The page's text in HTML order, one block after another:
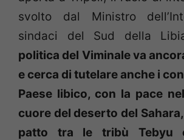
svolto dal Ministro
sindaci del Sud della
politica del Viminale va
e cerca di tutelare anche i
Paese libico, con la pace
cuore del deserto del
patto tra le tribù Tebyu